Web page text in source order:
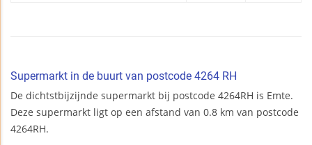
Supermarkt in de buurt van postcode 4264 RH
De dichtstbijzijnde supermarkt bij postcode 4264RH is Emte.
Deze supermarkt ligt op een afstand van 0.8 km van postcode
4264RH.